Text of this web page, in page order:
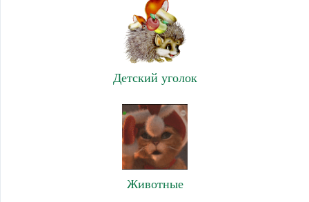
Детский уголок
Животные